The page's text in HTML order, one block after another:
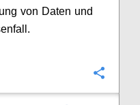
von Daten und